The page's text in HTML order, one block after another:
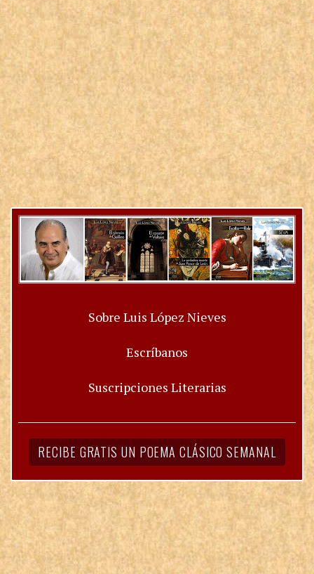
Sobre Luis López Nieves
Escríbanos
Suscripciones Literarias
RECIBE GRATIS UN POEMA CLÁSICO SEMANAL